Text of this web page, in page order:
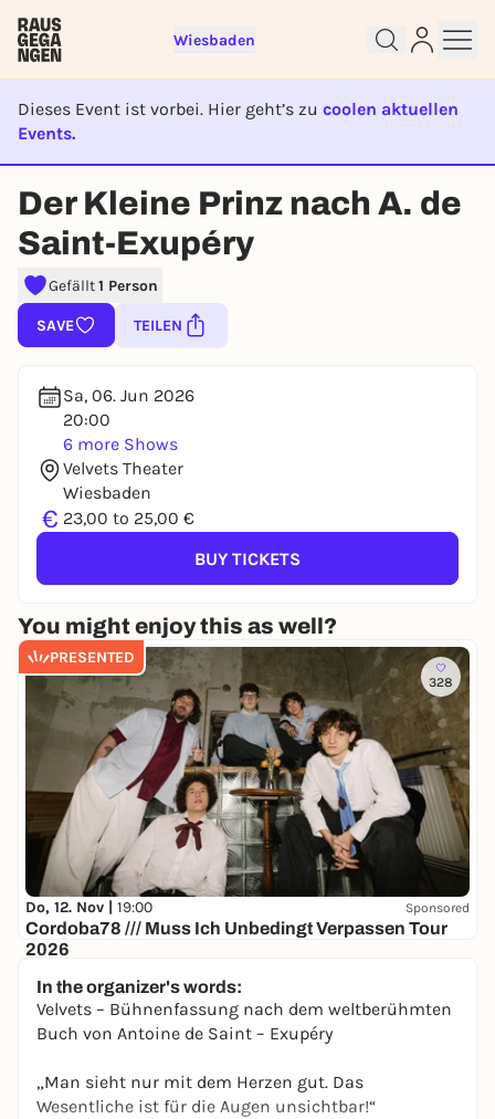
Wiesbaden
Dieses Event ist vorbei. Hier geht’s zu coolen aktuellen
Events.
EVENT IST BEENDET
Der Kleine Prinz nach A. de
Saint-Exupéry
Gefällt1 Person
SAVE TEILEN
Sa, 06. Jun 2026
20:00
6 more Shows
Velvets Theater
Wiesbaden
€ 23,00 to 25,00 €
BUY TICKETS
You might enjoy this as well?
PRESENTED
328
Do, 12. Nov | 19:00 Sponsored
Cordoba78 /// Muss Ich Unbedingt Verpassen Tour
2026
27,10 €
In the organizer's words:
Velvets – Bühnenfassung nach dem weltberühmten
Buch von Antoine de Saint – Exupéry
„Man sieht nur mit dem Herzen gut. Das
Wesentliche ist für die Augen unsichtbar!“
Sign up for free and get started
right away
lotteries, you need a free Rausgegangen account.
REGISTER FOR FREE NOW